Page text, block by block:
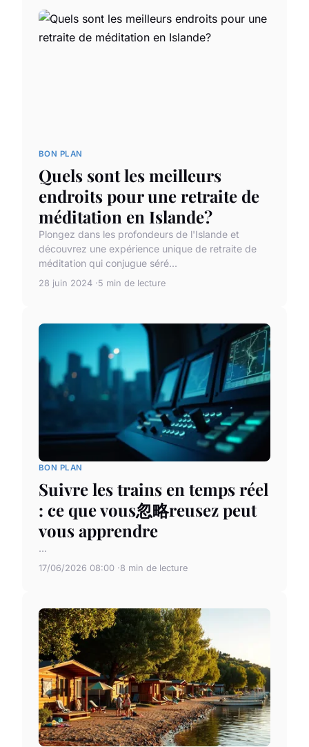
BON PLAN
Quels sont les meilleurs
endroits pour une retraite de
méditation en Islande?
Plongez dans les profondeurs de l'Islande et
découvrez une expérience unique de retraite de
méditation qui conjugue séré...
28 juin 2024 5 min de lecture
BON PLAN
Suivre les trains en temps réel
: ce que vous忽略reusez peut
vous apprendre
...
17/06/2026 08:00 8 min de lecture